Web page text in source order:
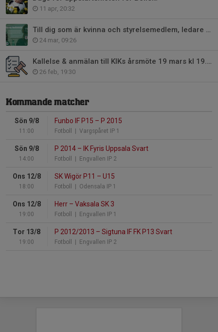
11 apr, 20:32
Till dig som är kvinna och styrelsemedlem, ledare eller tränare....
24 mar, 09:26
Kallelse & anmälan till KIKs årsmöte 19 mars kl 19.00 på Engvallen
26 feb, 19:30
Kommande matcher
Sön 9/8
11:00
Funbo IF P15 – P 2015
Fotboll | Vargspåret IP 1
Sön 9/8
14:00
P 2014 – IK Fyris Uppsala Svart
Fotboll | Engvallen IP 2
Ons 12/8
18:00
SK Wigör P11 – U15
Fotboll | Odensala IP 1
Ons 12/8
19:00
Herr – Vaksala SK 3
Fotboll | Engvallen IP 1
Tor 13/8
19:00
P 2012/2013 – Sigtuna IF FK P13 Svart
Fotboll | Engvallen IP 2